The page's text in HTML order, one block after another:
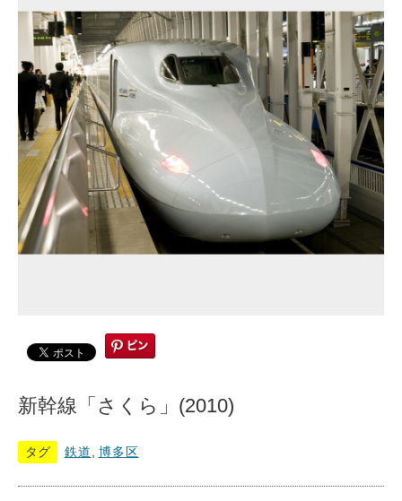
新幹線「さくら」(2010)
タグ 鉄道 博多区